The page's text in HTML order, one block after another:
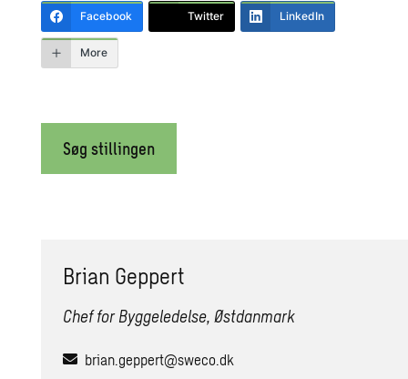
Facebook Twitter LinkedIn
More
Søg stillingen
Brian Geppert
Chef for Byggeledelse, Østdanmark
brian.geppert@sweco.dk